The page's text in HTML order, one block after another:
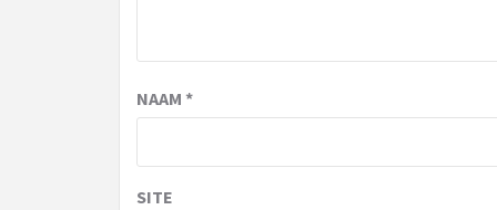
NAAM *
SITE